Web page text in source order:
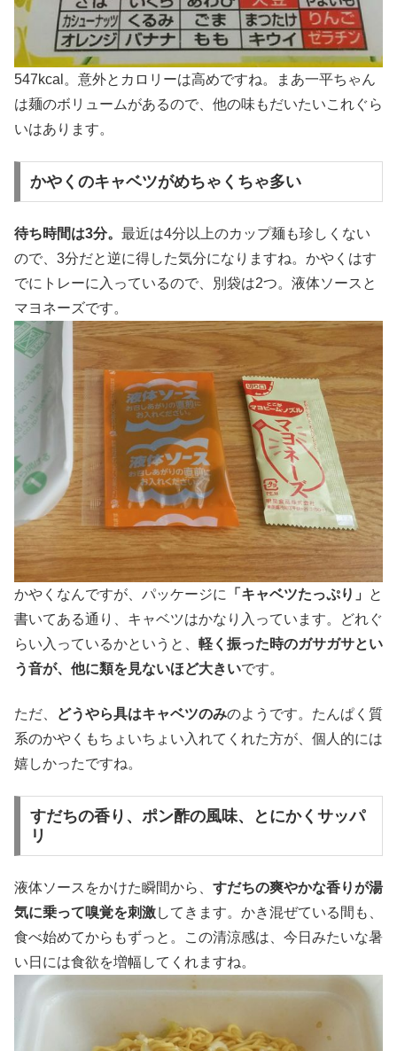
547kcal。意外とカロリーは高めですね。まあ一平ちゃん
は麺のボリュームがあるので、他の味もだいたいこれぐら
いはあります。
かやくのキャベツがめちゃくちゃ多い
待ち時間は3分。 最近は4分以上のカップ麺も珍しくない
ので、3分だと逆に得した気分になりますね。かやくはす
でにトレーに入っているので、別袋は2つ。液体ソースと
マヨネーズです。
かやくなんですが、パッケージに 「キャベツたっぷり」
と
書いてある通り、キャベツはかなり入っています。どれぐ
らい入っているかというと、 軽く振った時のガサガサとい
う音が、他に類を見ないほど大きいです。
ただ、 どうやら具はキャベツのみのようです。たんぱく質
系のかやくもちょいちょい入れてくれた方が、個人的には
嬉しかったですね。
すだちの香り、ポン酢の風味、とにかくサッパ
リ
液体ソースをかけた瞬間から、 すだちの爽やかな香りが湯
気に乗って嗅覚を刺激してきます。かき混ぜている間も、
食べ始めてからもずっと。この清涼感は、今日みたいな暑
い日には食欲を増幅してくれますね。